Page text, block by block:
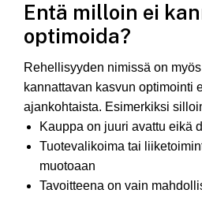
Entä milloin ei
optimoida?
Rehellisyyden nimissä on
kannattavan kasvun optimointi
ajankohtaista. Esimerkiksi
Kauppa on juuri avattu eikä
Tuotevalikoima tai
muotoaan
Tavoitteena on vain